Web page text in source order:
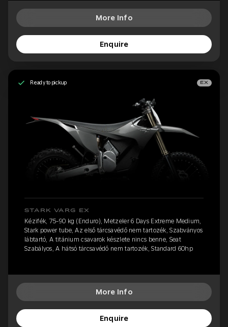
More Info
Enquire
Ready to pickup EX
STARK VARG EX
Kézifék, 75-90 kg (Enduro), Metzeler 6 Days Extreme Medium,
Stark power tube, Az első tárcsavédő nem tartozék, Szabványos
lábtartó, A titánium csavarok készlete nincs benne, Seat
Szabályos, A hátsó tárcsavédő nem tartozék, Standard 60hp
More Info
Enquire